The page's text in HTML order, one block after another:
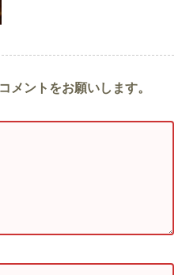
メントをお願いします。